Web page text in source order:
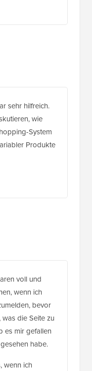
sehr hilfreich.
wie
System
Produkte
voll und
wenn ich
bevor
die Seite zu
es mir gefallen
habe.
wenn ich